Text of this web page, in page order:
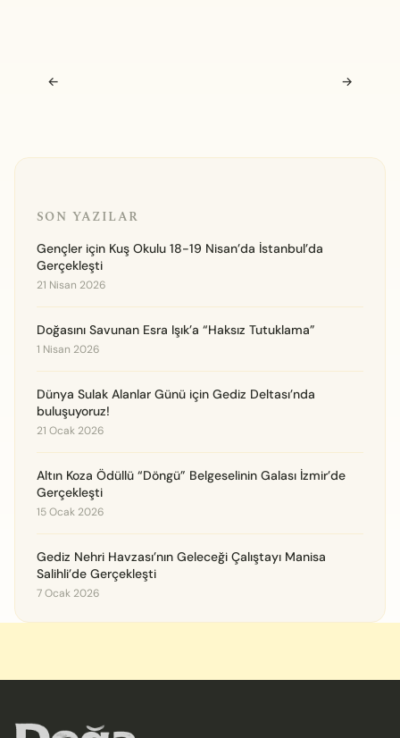
Navigasyon sonrası
← →
SON YAZILAR
Gençler için Kuş Okulu 18-19 Nisan’da İstanbul’da
Gerçekleşti
21 Nisan 2026
Doğasını Savunan Esra Işık’a “Haksız Tutuklama”
1 Nisan 2026
Dünya Sulak Alanlar Günü için Gediz Deltası’nda
buluşuyoruz!
21 Ocak 2026
Altın Koza Ödüllü “Döngü” Belgeselinin Galası İzmir’de
Gerçekleşti
15 Ocak 2026
Gediz Nehri Havzası’nın Geleceği Çalıştayı Manisa
Salihli’de Gerçekleşti
7 Ocak 2026